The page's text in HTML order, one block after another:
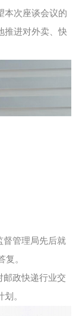
本次座谈会议的
推进对外卖、快
督管理局先后就
复。
邮政快递行业交
。